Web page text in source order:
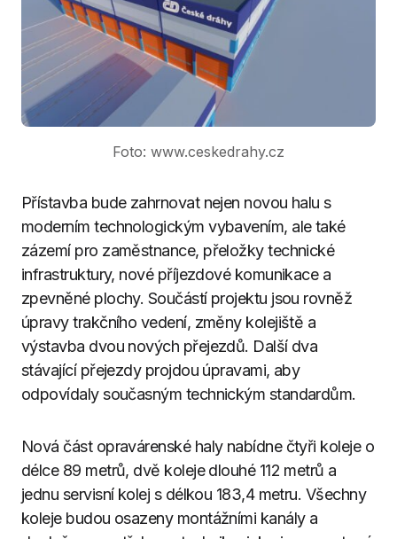
Foto: www.ceskedrahy.cz
Přístavba bude zahrnovat nejen novou halu s
moderním technologickým vybavením, ale také
zázemí pro zaměstnance, přeložky technické
infrastruktury, nové příjezdové komunikace a
zpevněné plochy. Součástí projektu jsou rovněž
úpravy trakčního vedení, změny kolejiště a
výstavba dvou nových přejezdů. Další dva
stávající přejezdy projdou úpravami, aby
odpovídaly současným technickým standardům.
Nová část opravárenské haly nabídne čtyři koleje o
délce 89 metrů, dvě koleje dlouhé 112 metrů a
jednu servisní kolej s délkou 183,4 metru. Všechny
koleje budou osazeny montážními kanály a